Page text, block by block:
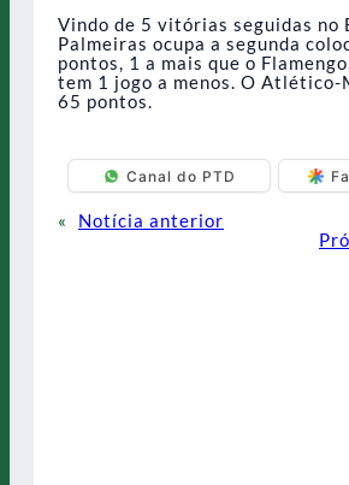
Vindo de 5 vitórias seguidas no
Palmeiras ocupa a segunda
pontos, 1 a mais que o
tem 1 jogo a menos. O Atlético-
65 pontos.
Canal do PTD
«
Notícia anterior